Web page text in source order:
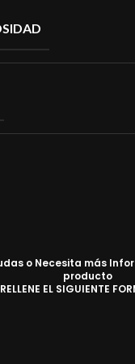
o Necesita más
producto
RELLENE EL SIGUIENTE